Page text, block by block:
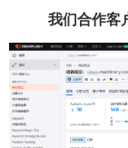
我们合作客